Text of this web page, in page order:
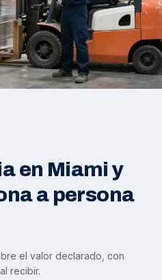
en Miami y
a persona
el valor declarado, con
recibir.